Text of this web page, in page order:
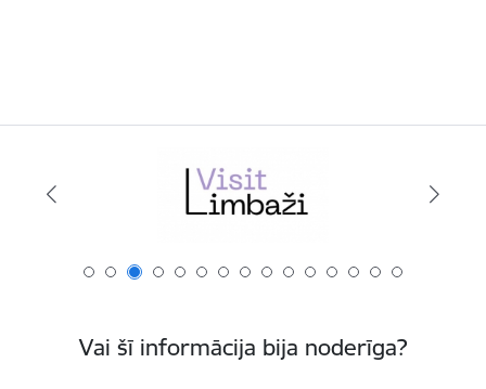
Vai šī informācija bija noderīga?